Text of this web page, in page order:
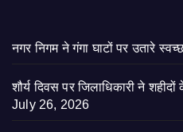
नगर निगम ने गंगा घाटों पर उतारे
शौर्य दिवस पर जिलाधिकारी ने
July 26, 2026